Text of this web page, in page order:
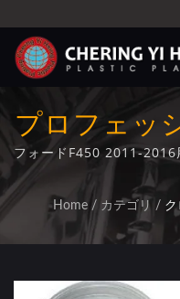
プロフェッ
ラックセン
メッ
フォードF450 2011-2016
るいクロムメッキ、先進
Home / カテゴリ / ク